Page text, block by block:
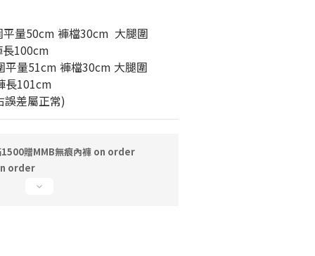
量50cm 褲檔30cm  大腿圍
100cm
平量51cm 褲檔30cm 大腿圍
長101cm
差屬正常)
贈MMB無痕內褲 on order
order